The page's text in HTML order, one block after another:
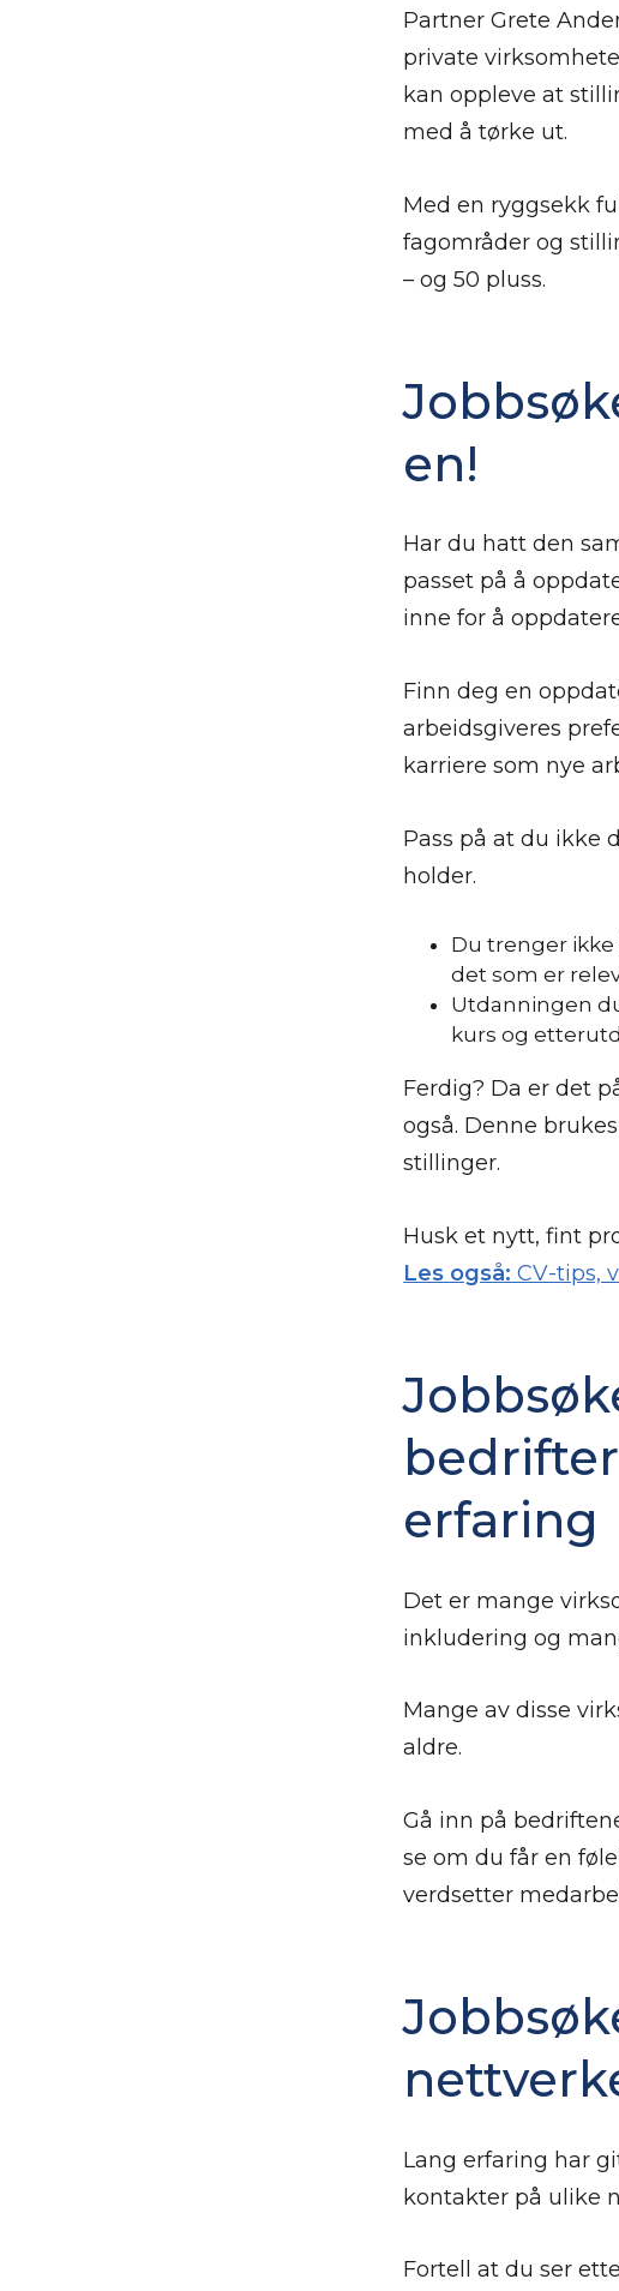
Partner Grete
private
kan oppleve at
med å tørke ut.
Med en ryggsekk
fagområder og
– og 50 pluss.
en!
Har du hatt den
passet på å
inne for å
Finn deg en
arbeidsgiveres
karriere som nye
Pass på at du ikke
holder.
Du trenger
det som er
Utdanningen
kurs og
Ferdig? Da er det
også. Denne
stillinger.
Husk et nytt, fint
Les også: CV-tips,
erfaring
Det er mange
inkludering og
Mange av disse
aldre.
Gå inn på
se om du får en
verdsetter
Lang erfaring har
kontakter på ulike
Fortell at du ser